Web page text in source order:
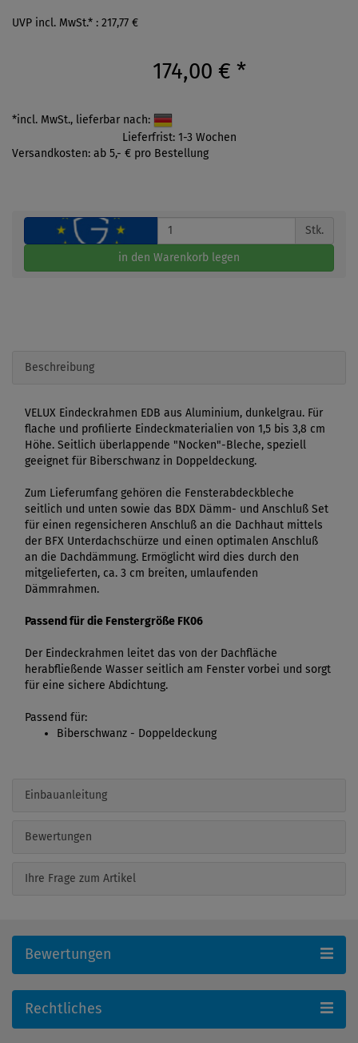
UVP incl. MwSt.* : 217,77 €
174,00 € *
*incl. MwSt., lieferbar nach:
Lieferfrist: 1-3 Wochen
Versandkosten: ab 5,- € pro Bestellung
Stk.
in den Warenkorb legen
Beschreibung
VELUX Eindeckrahmen EDB aus Aluminium, dunkelgrau. Für
flache und profilierte Eindeckmaterialien von 1,5 bis 3,8 cm
Höhe. Seitlich überlappende "Nocken"-Bleche, speziell
geeignet für Biberschwanz in Doppeldeckung.
Zum Lieferumfang gehören die Fensterabdeckbleche
seitlich und unten sowie das BDX Dämm- und Anschluß Set
für einen regensicheren Anschluß an die Dachhaut mittels
der BFX Unterdachschürze und einen optimalen Anschluß
an die Dachdämmung. Ermöglicht wird dies durch den
mitgelieferten, ca. 3 cm breiten, umlaufenden
Dämmrahmen.
Passend für die Fenstergröße FK06
Der Eindeckrahmen leitet das von der Dachfläche
herabfließende Wasser seitlich am Fenster vorbei und sorgt
für eine sichere Abdichtung.
Passend für:
Biberschwanz - Doppeldeckung
Einbauanleitung
Bewertungen
Ihre Frage zum Artikel
Bewertungen
Rechtliches